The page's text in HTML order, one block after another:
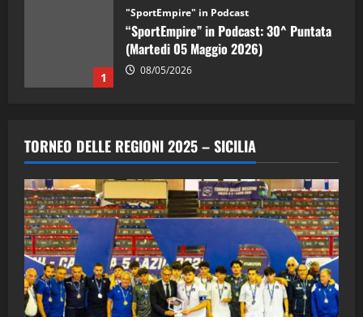
1
"SportEmpire" in Podcast
“SportEmpire” in Podcast: 30^ Puntata
(Martedi 05 Maggio 2026)
08/05/2026
2
“SportEmpire” in Podcast: 29^ Puntata
(Martedi 28 Aprile 2026)
3
"SportEmpire" in Podcast
“SportEmpire” in Podcast: 28^ Puntata
(Martedi 21 Aprile 2026)
21/04/2026
TORNEO DELLE REGIONI 2025 – SICILIA